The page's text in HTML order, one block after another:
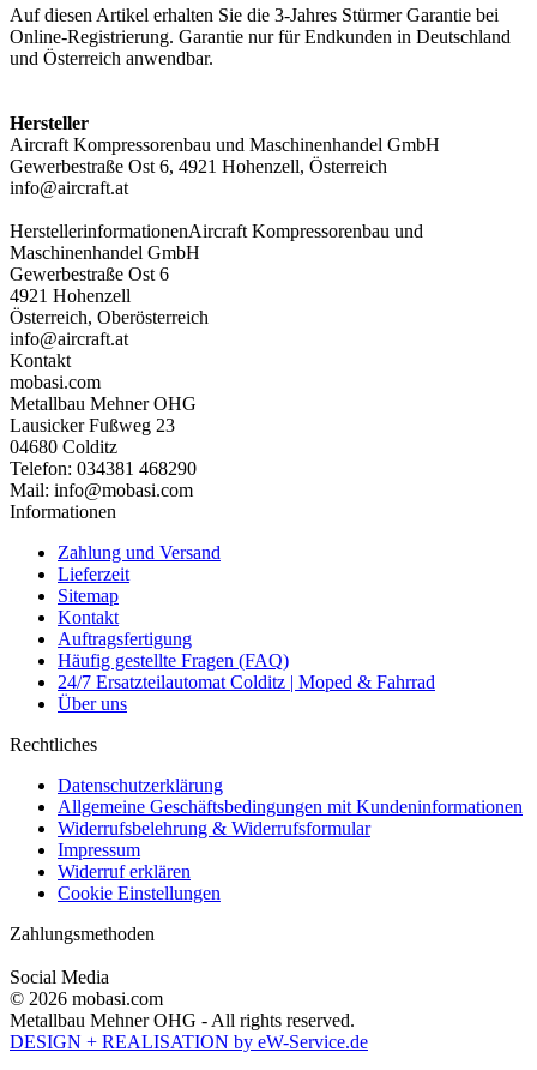
Auf diesen Artikel erhalten Sie die 3-Jahres Stürmer Garantie bei
Online-Registrierung. Garantie nur für Endkunden in Deutschland
und Österreich anwendbar.
Hersteller
Aircraft Kompressorenbau und Maschinenhandel GmbH
Gewerbestraße Ost 6, 4921 Hohenzell, Österreich
info@aircraft.at
HerstellerinformationenAircraft Kompressorenbau und
Maschinenhandel GmbH
Gewerbestraße Ost 6
4921 Hohenzell
Österreich, Oberösterreich
info@aircraft.at
Kontakt
mobasi.com
Metallbau Mehner OHG
Lausicker Fußweg 23
04680 Colditz
Telefon: 034381 468290
Mail: info@mobasi.com
Informationen
Zahlung und Versand
Lieferzeit
Sitemap
Kontakt
Auftragsfertigung
Häufig gestellte Fragen (FAQ)
24/7 Ersatzteilautomat Colditz | Moped & Fahrrad
Über uns
Rechtliches
Datenschutzerklärung
Allgemeine Geschäftsbedingungen mit Kundeninformationen
Widerrufsbelehrung & Widerrufsformular
Impressum
Widerruf erklären
Cookie Einstellungen
Zahlungsmethoden
Social Media
© 2026 mobasi.com
Metallbau Mehner OHG - All rights reserved.
DESIGN + REALISATION by eW-Service.de